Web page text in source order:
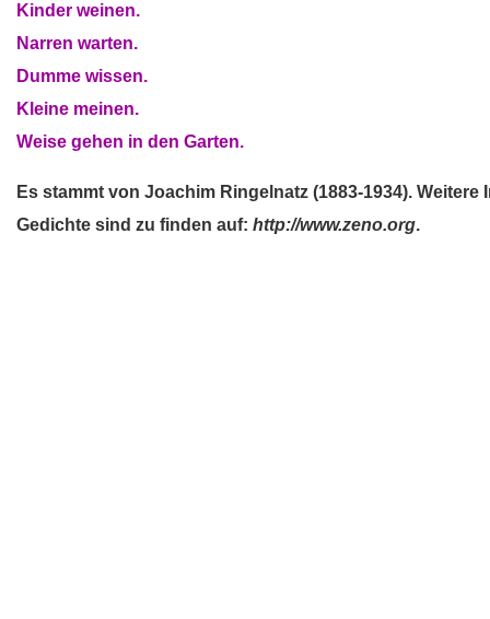
Kinder weinen.
Narren warten.
Dumme wissen.
Kleine meinen.
Weise gehen in den Garten.
Es stammt von Joachim Ringelnatz (1883-1934).
Gedichte sind zu finden auf: http://www.zeno.org.